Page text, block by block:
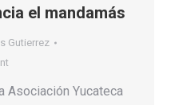
el mandamás
Gutierrez
Asociación Yucateca